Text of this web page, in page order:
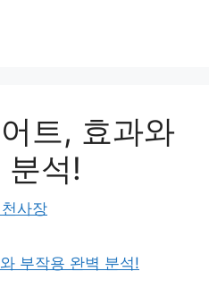
트, 효과와
분석!
사장